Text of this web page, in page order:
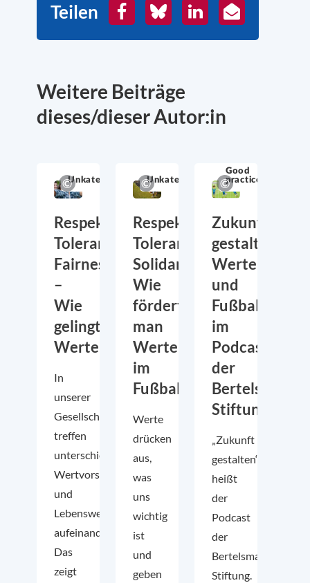
Teilen FacebookBlueskyLinkedIn
E-
Mail
Weitere Beiträge
dieses/dieser Autor:in
Unkategorisiert
Respekt,
Toleranz,
Fairness
–
Wie
gelingt
Wertebildung?
In
unserer
Gesellschaft
treffen
unterschiedliche
Wertvorstellungen
und
Lebensweisen
aufeinander.
Das
zeigt
Unkategorisiert
Respekt,
Toleranz,
Solidarität:
Wie
fördert
man
Werte
im
Fußball?
Werte
drücken
aus,
was
uns
wichtig
ist
und
geben
Good
practice
Zukunft
gestalten:
Werte
und
Fußball
im
Podcast
der
Bertelsmann
Stiftung
„Zukunft
gestalten“
heißt
der
Podcast
der
Bertelsmann
Stiftung.